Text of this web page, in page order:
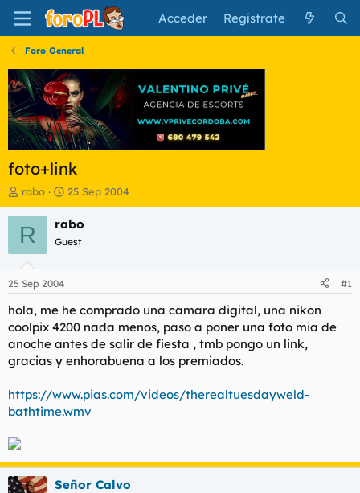
Acceder Regístrate
Foro General
foto+link
I
n
i
c
a
d
o
r
e
l
t
m
a
rabo
F
e
c
a
i
n
i
c
i
o
25 Sep 2004
R rabo
Guest
25 Sep 2004 #1
hola, me he comprado una camara digital, una nikon
coolpix 4200 nada menos, paso a poner una foto mia de
anoche antes de salir de fiesta , tmb pongo un link,
gracias y enhorabuena a los premiados.
https://www.pias.com/videos/therealtuesdayweld-
bathtime.wmv
Señor Calvo